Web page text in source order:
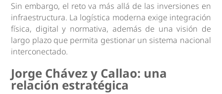
Sin embargo, el reto va más allá de las inversiones en
infraestructura. La logística moderna exige integración
física, digital y normativa, además de una visión de
largo plazo que permita gestionar un sistema nacional
interconectado.
Jorge Chávez y Callao: una
relación estratégica